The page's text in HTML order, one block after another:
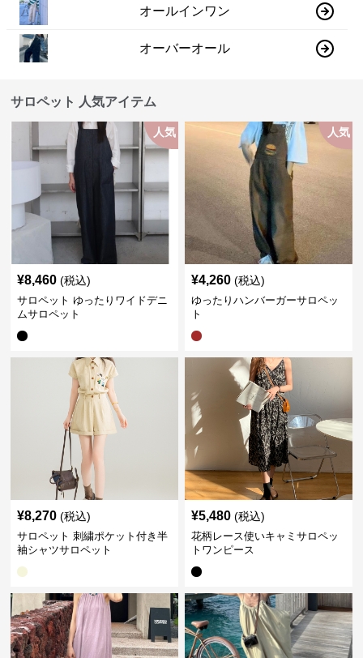
オールインワン
オーバーオール
サロペット 人気アイテム
人気
¥8,460 (税込)
サロペット ゆったりワイドデニ
ムサロペット
人気
¥4,260 (税込)
ゆったりハンバーガーサロペッ
ト
¥8,270 (税込)
サロペット 刺繍ポケット付き半
袖シャツサロペット
¥5,480 (税込)
花柄レース使いキャミサロペッ
トワンピース